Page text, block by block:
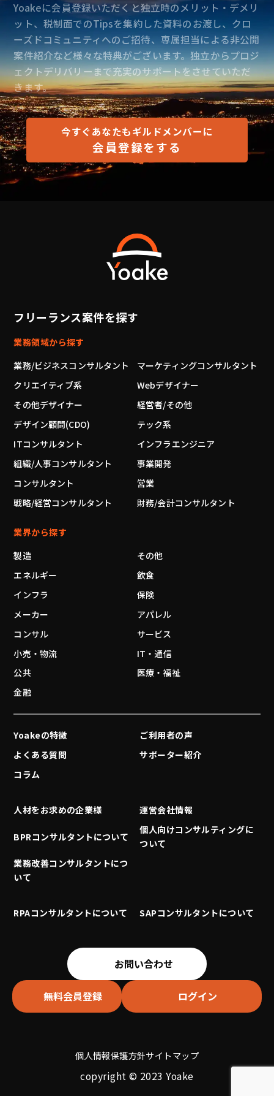
Yoakeに会員登録いただくと独立時のメリット・デメリ
ット、税制面でのTipsを集約した資料のお渡し、クロ
ーズドコミュニティへのご招待、専属担当による非公開
案件紹介など様々な特典がございます。独立からプロジ
ェクトデリバリーまで充実のサポートをさせていただ
きます。
今すぐあなたもギルドメンバーに
会員登録をする
フリーランス案件を探す
業務領域から探す
業務/ビジネスコンサルタント
マーケティングコンサルタント
クリエイティブ系
Webデザイナー
その他デザイナー
経営者/その他
デザイン顧問(CDO)
テック系
ITコンサルタント
インフラエンジニア
組織/人事コンサルタント
事業開発
コンサルタント
営業
戦略/経営コンサルタント
財務/会計コンサルタント
業界から探す
製造
その他
エネルギー
飲食
インフラ
保険
メーカー
アパレル
コンサル
サービス
小売・物流
IT・通信
公共
医療・福祉
金融
Yoakeの特徴
ご利用者の声
よくある質問
サポーター紹介
コラム
人材をお求めの企業様 運営会社情報
BPRコンサルタントについて
個人向けコンサルティングに
ついて
業務改善コンサルタントにつ
いて
RPAコンサルタントについて SAPコンサルタントについて
お問い合わせ
無料会員登録 ログイン
個人情報保護方針サイトマップ
copyright © 2023 Yoake